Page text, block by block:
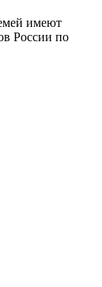
имеют
России по